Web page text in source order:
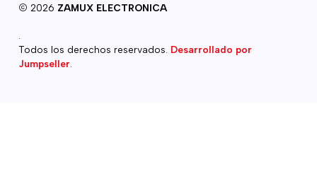
2026 ZAMUX ELECTRONICA
Todos los derechos reservados. Desarrollado por
Jumpseller